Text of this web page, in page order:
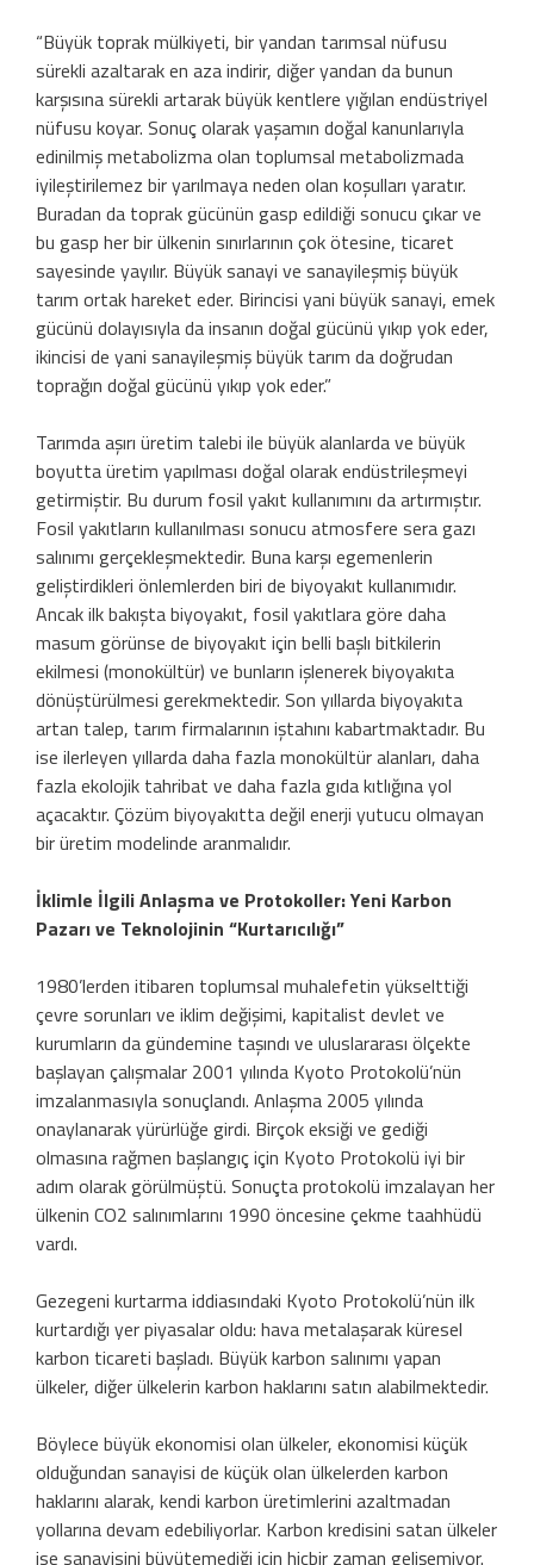
“Büyük toprak mülkiyeti, bir yandan tarımsal nüfusu
sürekli azaltarak en aza indirir, diğer yandan da bunun
karşısına sürekli artarak büyük kentlere yığılan endüstriyel
nüfusu koyar. Sonuç olarak yaşamın doğal kanunlarıyla
edinilmiş metabolizma olan toplumsal metabolizmada
iyileştirilemez bir yarılmaya neden olan koşulları yaratır.
Buradan da toprak gücünün gasp edildiği sonucu çıkar ve
bu gasp her bir ülkenin sınırlarının çok ötesine, ticaret
sayesinde yayılır. Büyük sanayi ve sanayileşmiş büyük
tarım ortak hareket eder. Birincisi yani büyük sanayi, emek
gücünü dolayısıyla da insanın doğal gücünü yıkıp yok eder,
ikincisi de yani sanayileşmiş büyük tarım da doğrudan
toprağın doğal gücünü yıkıp yok eder.”
Tarımda aşırı üretim talebi ile büyük alanlarda ve büyük
boyutta üretim yapılması doğal olarak endüstrileşmeyi
getirmiştir. Bu durum fosil yakıt kullanımını da artırmıştır.
Fosil yakıtların kullanılması sonucu atmosfere sera gazı
salınımı gerçekleşmektedir. Buna karşı egemenlerin
geliştirdikleri önlemlerden biri de biyoyakıt kullanımıdır.
Ancak ilk bakışta biyoyakıt, fosil yakıtlara göre daha
masum görünse de biyoyakıt için belli başlı bitkilerin
ekilmesi (monokültür) ve bunların işlenerek biyoyakıta
dönüştürülmesi gerekmektedir. Son yıllarda biyoyakıta
artan talep, tarım firmalarının iştahını kabartmaktadır. Bu
ise ilerleyen yıllarda daha fazla monokültür alanları, daha
fazla ekolojik tahribat ve daha fazla gıda kıtlığına yol
açacaktır. Çözüm biyoyakıtta değil enerji yutucu olmayan
bir üretim modelinde aranmalıdır.
İklimle İlgili Anlaşma ve Protokoller: Yeni Karbon
Pazarı ve Teknolojinin “Kurtarıcılığı”
1980’lerden itibaren toplumsal muhalefetin yükselttiği
çevre sorunları ve iklim değişimi, kapitalist devlet ve
kurumların da gündemine taşındı ve uluslararası ölçekte
başlayan çalışmalar 2001 yılında Kyoto Protokolü’nün
imzalanmasıyla sonuçlandı. Anlaşma 2005 yılında
onaylanarak yürürlüğe girdi. Birçok eksiği ve gediği
olmasına rağmen başlangıç için Kyoto Protokolü iyi bir
adım olarak görülmüştü. Sonuçta protokolü imzalayan her
ülkenin CO2 salınımlarını 1990 öncesine çekme taahhüdü
vardı.
Gezegeni kurtarma iddiasındaki Kyoto Protokolü’nün ilk
kurtardığı yer piyasalar oldu: hava metalaşarak küresel
karbon ticareti başladı. Büyük karbon salınımı yapan
ülkeler, diğer ülkelerin karbon haklarını satın alabilmektedir.
Böylece büyük ekonomisi olan ülkeler, ekonomisi küçük
olduğundan sanayisi de küçük olan ülkelerden karbon
haklarını alarak, kendi karbon üretimlerini azaltmadan
yollarına devam edebiliyorlar. Karbon kredisini satan ülkeler
ise sanayisini büyütemediği için hiçbir zaman gelişemiyor.